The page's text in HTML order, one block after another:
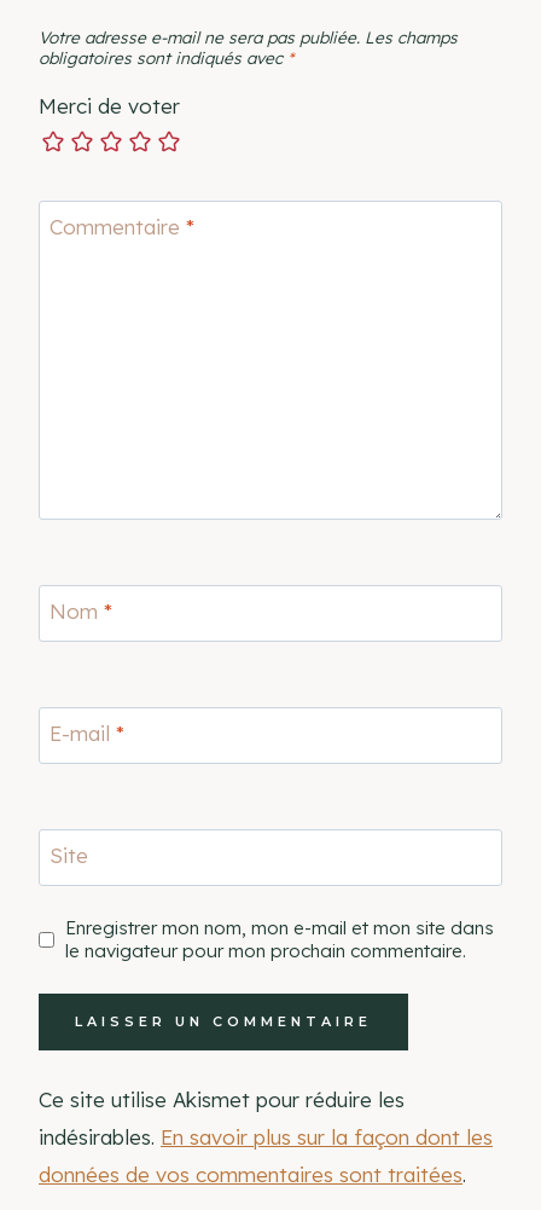
Votre adresse e-mail ne sera pas publiée. Les champs
obligatoires sont indiqués avec *
Merci de voter
Commentaire *
Nom *
E-mail *
Site
Enregistrer mon nom, mon e-mail et mon site dans
le navigateur pour mon prochain commentaire.
Ce site utilise Akismet pour réduire les
indésirables. En savoir plus sur la façon dont les
données de vos commentaires sont traitées.